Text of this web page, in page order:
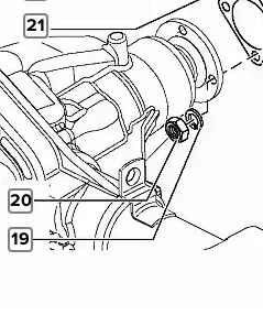
19
20
21